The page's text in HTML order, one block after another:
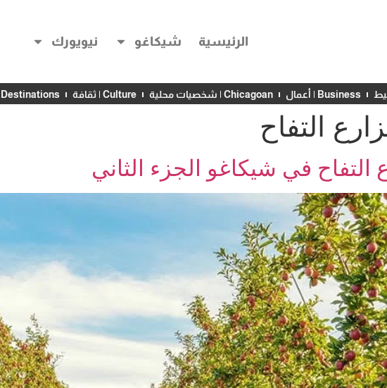
الرئيسية شيكاغو نيويورك
Business | أعمال Chicagoan | شخصيات محلية Culture | ثقافة Destinations | أماكن سياحية
التفاح
في شيكاغو الجزء الثاني